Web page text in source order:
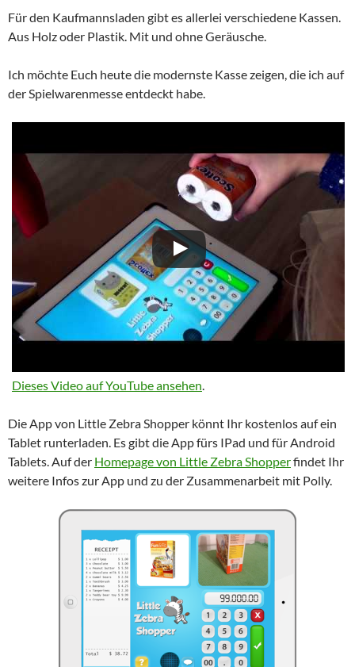
Für den Kaufmannsladen gibt es allerlei verschiedene Kassen.
Aus Holz oder Plastik. Mit und ohne Geräusche.
Ich möchte Euch heute die modernste Kasse zeigen, die ich auf
der Spielwarenmesse entdeckt habe.
Dieses Video auf YouTube ansehen
Die App von Little Zebra Shopper könnt Ihr kostenlos auf ein
Tablet runterladen. Es gibt die App fürs IPad und für Android
Tablets. Auf der Homepage von Little Zebra Shopperfindet Ihr
weitere Infos zur App und zu der Zusammenarbeit mit Polly.